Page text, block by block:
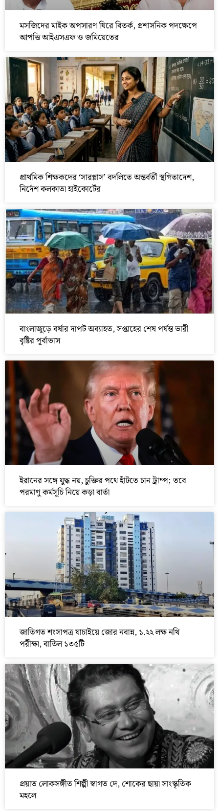
মসজিদের মাইক অপসারণ ঘিরে বিতর্ক, প্রশাসনিক পদক্ষেপে
আপত্তি আইএসএফ ও জমিয়েতের
প্রাথমিক শিক্ষকদের ‘সারপ্লাস’ বদলিতে অন্তর্বর্তী স্থগিতাদেশ,
নির্দেশ কলকাতা হাইকোর্টের
বাংলাজুড়ে বর্ষার দাপট অব্যাহত, সপ্তাহের শেষ পর্যন্ত ভারী
বৃষ্টির পূর্বাভাস
ইরানের সঙ্গে যুদ্ধ নয়, চুক্তির পথে হাঁটতে চান ট্রাম্প; তবে
পরমাণু কর্মসূচি নিয়ে কড়া বার্তা
জাতিগত শংসাপত্র যাচাইয়ে জোর নবান্ন, ১.২২ লক্ষ নথি
পরীক্ষা, বাতিল ১৩৫টি
প্রয়াত লোকসঙ্গীত শিল্পী স্বাগত দে, শোকের ছায়া সাংস্কৃতিক
মহলে